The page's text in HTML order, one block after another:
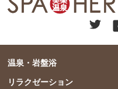
温泉・岩盤浴
リラクゼーション